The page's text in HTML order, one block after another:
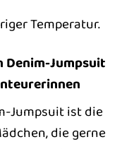
Temperatur.
Denim-Jumpsuit
Jumpsuit ist die
die gerne